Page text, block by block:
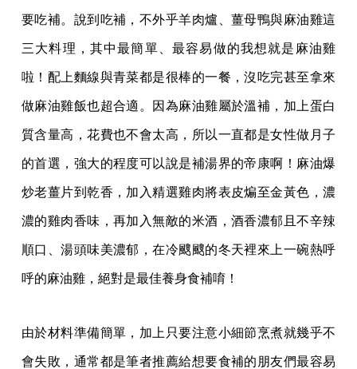
要吃補。說到吃補，不外乎羊肉爐、薑母鴨與麻油雞這
三大料理，其中最簡單、最容易做的我想就是麻油雞
啦！配上麵線與青菜都是很棒的一餐，沒吃完甚至拿來
做麻油雞飯也超合適。因為麻油雞屬於溫補，加上蛋白
質含量高，花費也不會太高，所以一直都是女性做月子
的首選，強大的程度可以說是補湯界的帝康啊！麻油爆
炒老薑片到乾香，加入精選雞肉將表皮煸至金黃色，濃
濃的雞肉香味，再加入無敵的米酒，酒香濃郁且不辛辣
順口、湯頭味美濃郁，在冷颼颼的冬天裡來上一碗熱呼
呼的麻油雞，絕對是最佳養身食補唷！
由於材料準備簡單，加上只要注意小細節烹煮就幾乎不
會失敗，通常都是筆者推薦給想要食補的朋友們最容易